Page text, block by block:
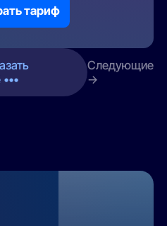
тариф
Следующие
→